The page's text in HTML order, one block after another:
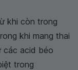
khi còn trong
khi mang thai
các acid béo
trong